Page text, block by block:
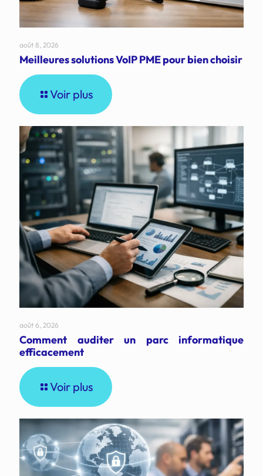
août 8, 2026
Meilleures solutions VoIP PME pour bien choisir
Voir plus
août 6, 2026
Comment auditer un parc informatique
efficacement
Voir plus